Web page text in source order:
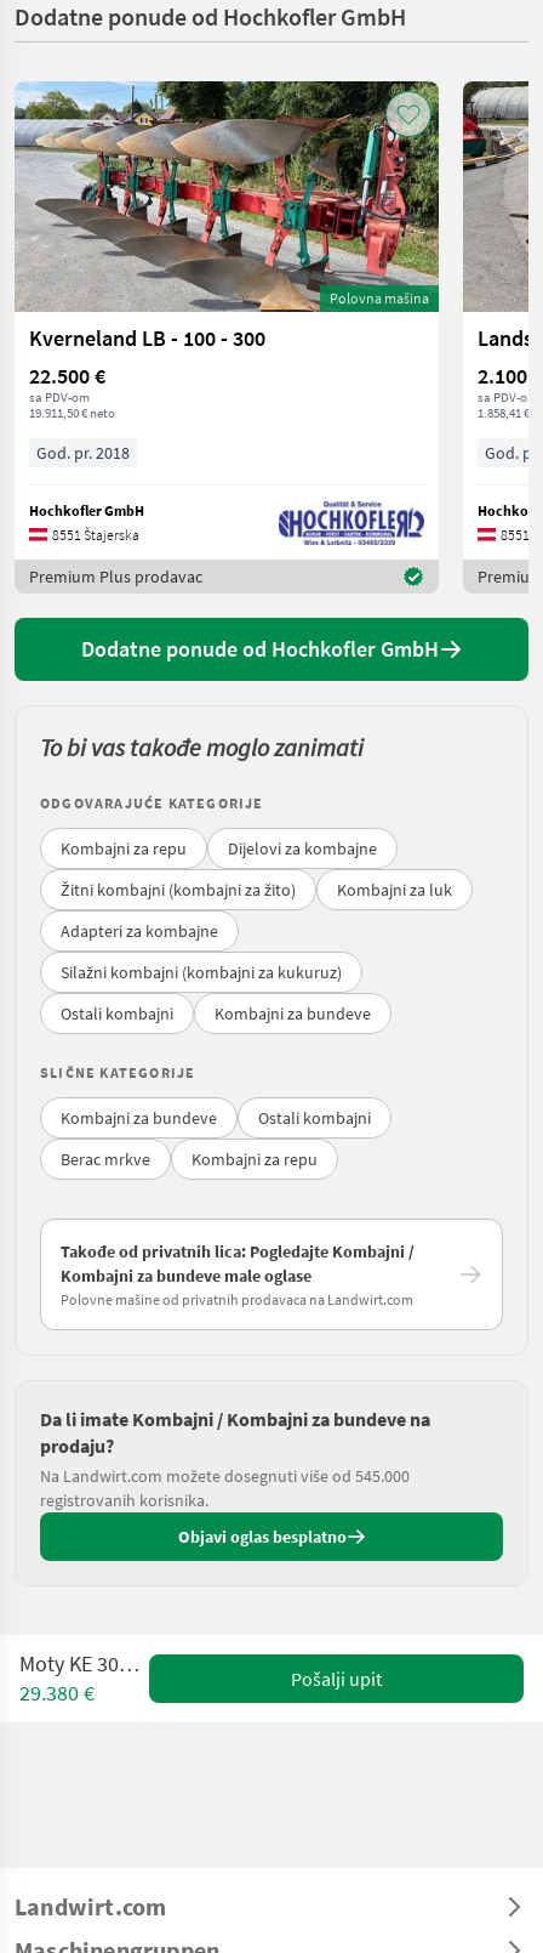
Dodatne ponude od Hochkofler GmbH
Polovna mašina
Kverneland LB - 100 - 300
22.500 €
sa PDV-om
19.911,50 € neto
God. pr. 2018
Hochkofler GmbH
8551 Štajerska
Premium Plus prodavac
2.100 €
sa PDV-om
1.858,41 €
God.
8551
Dodatne ponude od Hochkofler GmbH
To bi vas takođe moglo zanimati
ODGOVARAJUĆE KATEGORIJE
Kombajni za repu
Dijelovi za kombajne
Žitni kombajni (kombajni za žito)
Kombajni za luk
Adapteri za kombajne
Silažni kombajni (kombajni za kukuruz)
Ostali kombajni
Kombajni za bundeve
SLIČNE KATEGORIJE
Kombajni za bundeve
Ostali kombajni
Berac mrkve
Kombajni za repu
Takođe od privatnih lica: Pogledajte Kombajni /
Kombajni za bundeve male oglase
Polovne mašine od privatnih prodavaca na Landwirt.com
Da li imate Kombajni / Kombajni za bundeve na
prodaju?
Na Landwirt.com možete dosegnuti više od 545.000
registrovanih korisnika.
Objavi oglas besplatno
Moty KE 3000 hydro
29.380 €
Pošalji upit
Landwirt.com